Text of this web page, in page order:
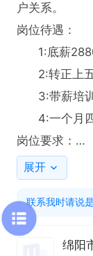
户关系。
岗位待遇：
1:底薪
2:转正
3:带薪
4:一个
岗位要求：
1:年龄
3:有良
展开
联系我时请说
绵阳